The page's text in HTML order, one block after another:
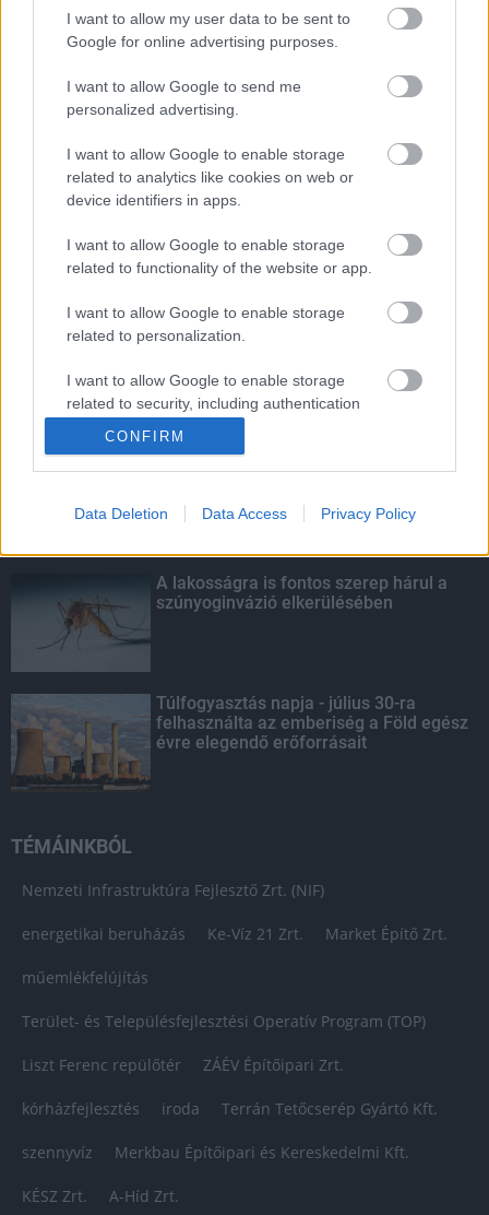
I want to allow my user data to be sent to
Google for online advertising purposes.
I want to allow Google to send me
personalized advertising.
I want to allow Google to enable storage
related to analytics like cookies on web or
device identifiers in apps.
I want to allow Google to enable storage
related to functionality of the website or app.
I want to allow Google to enable storage
related to personalization.
I want to allow Google to enable storage
related to security, including authentication
CONFIRM
Data Deletion Data Access Privacy Policy
Egyhetes országos ellenőrzést tart a
rendőrség a utakon
Mától jelentkezhetnek a kivitelezők a
háztartások napelemes és fűtési
rendszereit támogató pályázatra
Október végéig érvényesíthetők a
KIEMELT
Kecskeméten is szakirányú
Egyetem
A lakosságra is fontos szerep hárul a
szúnyoginvázió elkerülésében
Túlfogyasztás napja - július 30-ra
felhasználta az emberiség a Föld egész
évre elegendő erőforrásait
TÉMÁINKBÓL
Nemzeti Infrastruktúra Fejlesztő Zrt. (NIF)
energetikai beruházás Ke-Víz 21 Zrt. Market Építő Zrt.
műemlékfelújítás
Terület- és Településfejlesztési Operatív Program (TOP)
Liszt Ferenc repülőtér ZÁÉV Építőipari Zrt.
kórházfejlesztés iroda Terrán Tetőcserép Gyártó Kft.
szennyvíz Merkbau Építőipari és Kereskedelmi Kft.
KÉSZ Zrt. A-Híd Zrt.